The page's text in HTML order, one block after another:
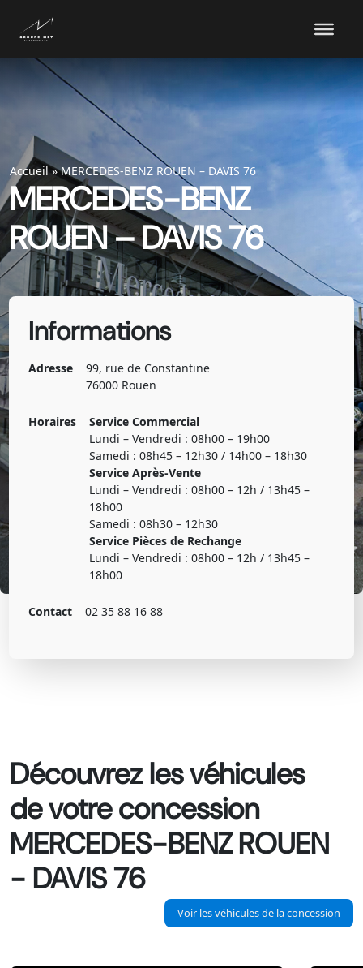
Accueil»MERCEDES-BENZ ROUEN – DAVIS 76
MERCEDES-BENZ
ROUEN – DAVIS 76
Informations
Adresse
99, rue de Constantine
76000 Rouen
Horaires
Service Commercial
Lundi – Vendredi : 08h00 – 19h00
Samedi : 08h45 – 12h30 / 14h00 – 18h30
Service Après-Vente
Lundi – Vendredi : 08h00 – 12h / 13h45 –
18h00
Samedi : 08h30 – 12h30
Service Pièces de Rechange
Lundi – Vendredi : 08h00 – 12h / 13h45 –
18h00
Contact 02 35 88 16 88
Découvrez les véhicules
de votre concession
MERCEDES-BENZ ROUEN
- DAVIS 76
Voir les véhicules de la concession